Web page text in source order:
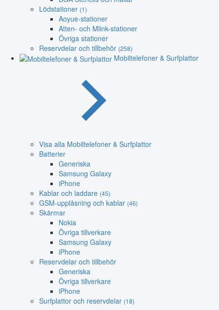
Lödstationer (1)
Aoyue-stationer
Atten- och Mlink-stationer
Övriga stationer
Reservdelar och tillbehör (258)
Mobiltelefoner & Surfplattor
Visa alla Mobiltelefoner & Surfplattor
Batterier
Generiska
Samsung Galaxy
iPhone
Kablar och laddare (45)
GSM-upplåsning och kablar (46)
Skärmar
Nokia
Övriga tillverkare
Samsung Galaxy
iPhone
Reservdelar och tillbehör
Generiska
Övriga tillverkare
iPhone
Surfplattor och reservdelar (18)